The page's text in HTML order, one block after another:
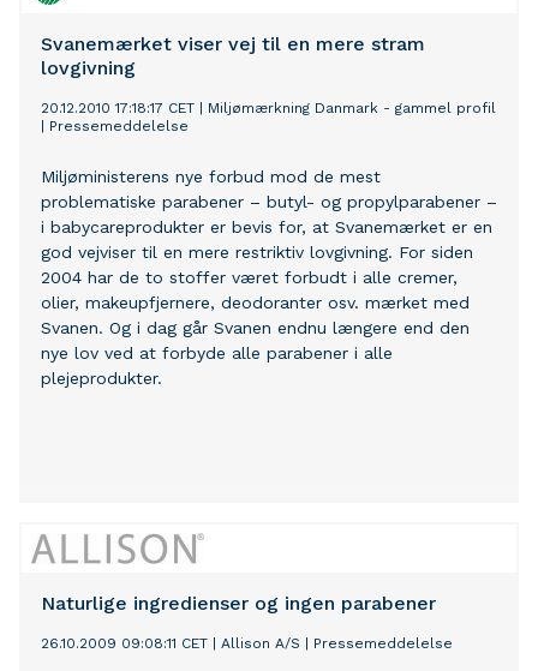
Svanemærket viser vej til en mere stram
lovgivning
20.12.2010 17:18:17 CET
Miljømærkning Danmark - gammel profil
Pressemeddelelse
Miljøministerens nye forbud mod de mest
problematiske parabener – butyl- og propylparabener –
i babycareprodukter er bevis for, at Svanemærket er en
god vejviser til en mere restriktiv lovgivning. For siden
2004 har de to stoffer været forbudt i alle cremer,
olier, makeupfjernere, deodoranter osv. mærket med
Svanen. Og i dag går Svanen endnu længere end den
nye lov ved at forbyde alle parabener i alle
plejeprodukter.
Naturlige ingredienser og ingen parabener
26.10.2009 09:08:11 CET Allison A/S Pressemeddelelse